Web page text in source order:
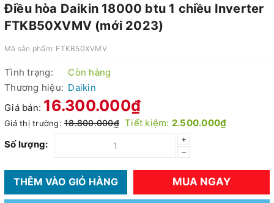
Điều hòa Daikin 18000 btu 1 chiều Inverter
FTKB50XVMV (mới 2023)
Mã sản phẩm: FTKB50XVMV
Tình trạng:
Còn hàng
Thương hiệu: Daikin
Giá bán: 16.300.000₫
Giá thị trường: 18.800.000₫ Tiết kiệm: 2.500.000₫
Số lượng:
+
–
THÊM VÀO GIỎ HÀNG MUA NGAY